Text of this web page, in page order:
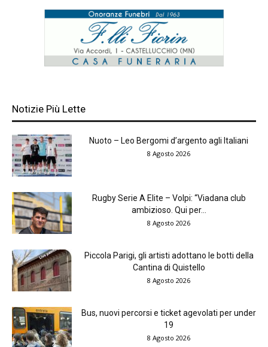
Notizie Più Lette
Nuoto – Leo Bergomi d’argento agli Italiani
8 Agosto 2026
Rugby Serie A Elite – Volpi: “Viadana club
ambizioso. Qui per...
8 Agosto 2026
Piccola Parigi, gli artisti adottano le botti della
Cantina di Quistello
8 Agosto 2026
Bus, nuovi percorsi e ticket agevolati per under
19
8 Agosto 2026